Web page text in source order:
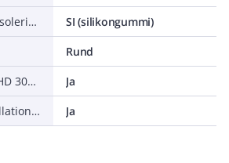
Specifikation kärnisolering
SI (silikongummi)
Rund
Märkning ledare (HD 308 S2)
Ja
Lämplig som installationskabel
Ja